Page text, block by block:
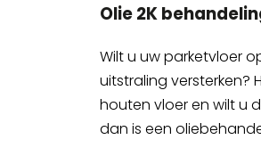
Olie 2K
Wilt u uw parketvloer
uitstraling versterken?
houten vloer en wilt u
dan is een